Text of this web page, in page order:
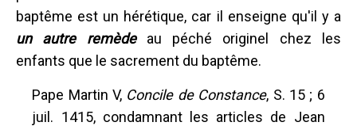
baptême est un hérétique, car il enseigne qu'il y a
un autre remèdeau péché originel chez les
enfants que le sacrement du baptême.
Pape Martin V, Concile de Constance, S. 15 ; 6
juil. 1415, condamnant les articles de Jean